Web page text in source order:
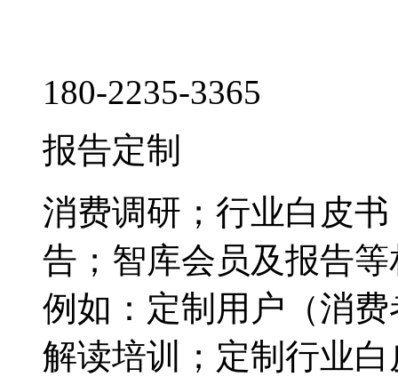
180-2235-3365
报告定制
消费调研；行业白皮
告；智库会员及报告
例如：定制用户（消
解读培训；定制行业